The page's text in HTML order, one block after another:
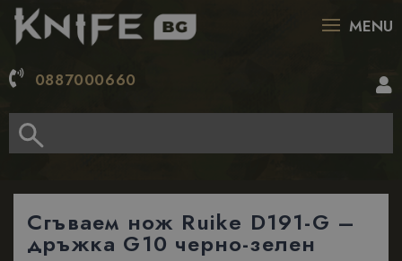
MENU
0887000660
Сгъваем нож Ruike D191-G –
дръжка G10 черно-зелен